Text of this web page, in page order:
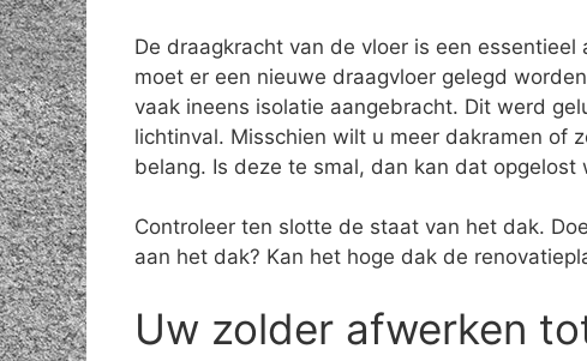
De draagkracht van de vloer is een
moet er een nieuwe draagvloer gelegd
vaak ineens isolatie aangebracht. Dit werd
lichtinval. Misschien wilt u meer dakramen of
belang. Is deze te smal, dan kan dat
Controleer ten slotte de staat van het dak.
aan het dak? Kan het hoge dak de
Uw zolder afwerken